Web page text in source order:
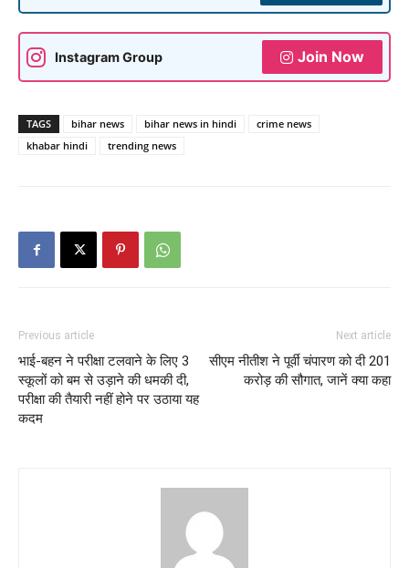
Instagram Group Join Now
TAGS bihar news bihar news in hindi
crime news
khabar hindi
trending news
Previous article
भाई-बहन ने परीक्षा टलवाने के लिए 3
स्कूलों को बम से उड़ाने की धमकी दी,
परीक्षा की तैयारी नहीं होने पर उठाया यह
कदम
Next article
सीएम नीतीश ने पूर्वी चंपारण को दी 201
करोड़ की सौगात, जानें क्या कहा